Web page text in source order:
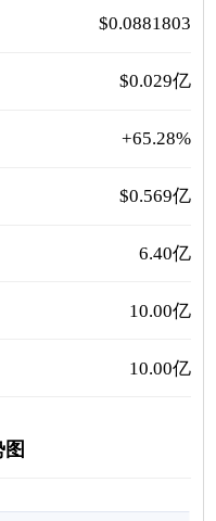
$0.0881803
$0.029亿
+65.28%
$0.569亿
6.40亿
10.00亿
10.00亿